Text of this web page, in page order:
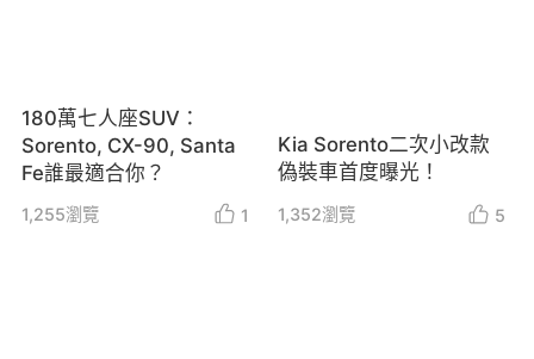
180萬七人座SUV：
Sorento, CX-90, Santa
Fe誰最適合你？
1,255瀏覽 1
Kia Sorento二次小改款
偽裝車首度曝光！
1,352瀏覽 5